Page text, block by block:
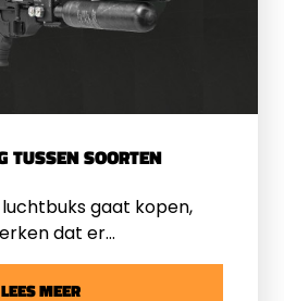
TUSSEN SOORTEN
gaat kopen,
dat er
verkrijgbaar zijn.
modellen zijn PCP-
LEES MEER